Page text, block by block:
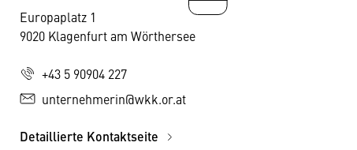
Europaplatz 1
9020 Klagenfurt am Wörthersee
+43 5 90904 227
unternehmerin@wkk.or.at
Detaillierte Kontaktseite